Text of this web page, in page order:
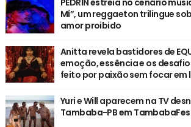
PEDRIN estreia no cenário
Mí”, um reggaeton trilingue
amor proibido
Anitta revela bastidores de
emoção, essência e os
feito por paixão sem focar em
Yuri e Will aparecem na TV
Tambaba-PB em